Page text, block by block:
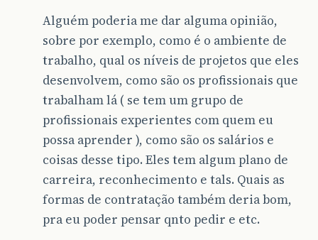
Alguém poderia me dar alguma opinião,
sobre por exemplo, como é o ambiente de
trabalho, qual os níveis de projetos que eles
desenvolvem, como são os profissionais que
trabalham lá ( se tem um grupo de
profissionais experientes com quem eu
possa aprender ), como são os salários e
coisas desse tipo. Eles tem algum plano de
carreira, reconhecimento e tals. Quais as
formas de contratação também deria bom,
pra eu poder pensar qnto pedir e etc.